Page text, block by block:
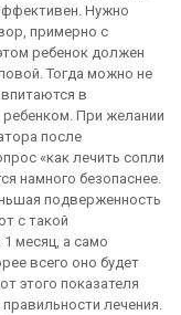
Нужно
примерно с
ребенок должен
Тогда можно не
в
ребенком. При желании
после
«как лечить сопли
намного безопаснее.
подверженность
с такой
месяц, а само
всего оно будет
этого показателя
лечения.